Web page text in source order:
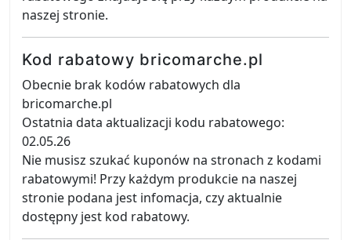
naszej stronie.
Kod rabatowy bricomarche.pl
Obecnie brak kodów rabatowych dla
bricomarche.pl
Ostatnia data aktualizacji kodu rabatowego:
02.05.26
Nie musisz szukać kuponów na stronach z kodami
rabatowymi! Przy każdym produkcie na naszej
stronie podana jest infomacja, czy aktualnie
dostępny jest kod rabatowy.